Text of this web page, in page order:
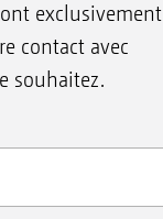
exclusivement
contact avec
souhaitez.